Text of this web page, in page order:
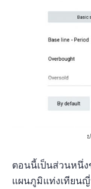
ตอนนี้เป็นส่วนหนึ่
แผนภูมิแท่งเทียน